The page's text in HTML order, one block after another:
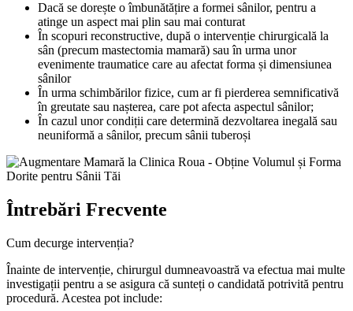
Dacă se dorește o îmbunătățire a formei sânilor, pentru a
atinge un aspect mai plin sau mai conturat
În scopuri reconstructive, după o intervenție chirurgicală la
sân (precum mastectomia mamară) sau în urma unor
evenimente traumatice care au afectat forma și dimensiunea
sânilor
În urma schimbărilor fizice, cum ar fi pierderea semnificativă
în greutate sau nașterea, care pot afecta aspectul sânilor;
În cazul unor condiții care determină dezvoltarea inegală sau
neuniformă a sânilor, precum sânii tuberoși
Întrebări Frecvente
Cum decurge intervenția?
Înainte de intervenție, chirurgul dumneavoastră va efectua mai multe
investigații pentru a se asigura că sunteți o candidată potrivită pentru
procedură. Acestea pot include: